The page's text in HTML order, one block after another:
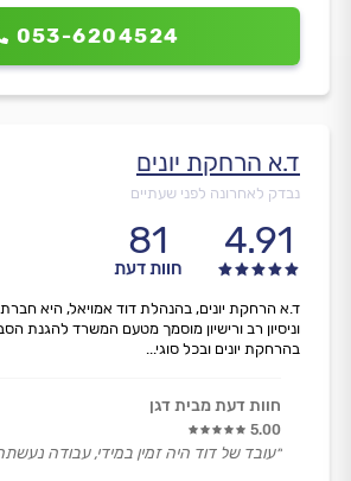
053-6204524
ד.א הרחקת יונים
נבדק לאחרונה לפני שעתיים
4.91
81
חוות דעת
ד.א הרחקת יונים, בהנהלת דוד אמויאל, היא
וניסיון רב ורישיון מוסמך מטעם המשרד להגנת
בהרחקת יונים ובכל סוגי...
חוות דעת מבית דגן
5.00
״עובד של דוד היה זמין במידי, עבודה